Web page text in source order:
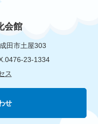
会館
田市土屋303
23-1334
ス
せ